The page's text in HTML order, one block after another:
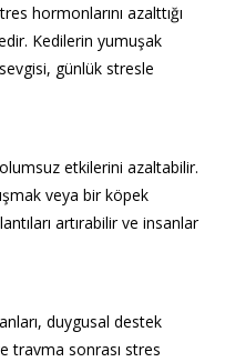
hormonlarını azalttığı
Kedilerin yumuşak
günlük stresle
etkilerini azaltabilir.
veya bir köpek
artırabilir ve insanlar
duygusal destek
travma sonrası stres